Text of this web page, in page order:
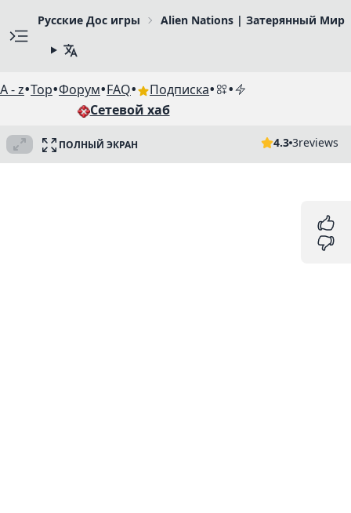
Русские Дос игры Alien Nations | Затерянный Мир
A - z•Top•Форум•FAQ• Подписка• •
Сетевой хаб
ПОЛНЫЙ ЭКРАН 4.3 3reviews